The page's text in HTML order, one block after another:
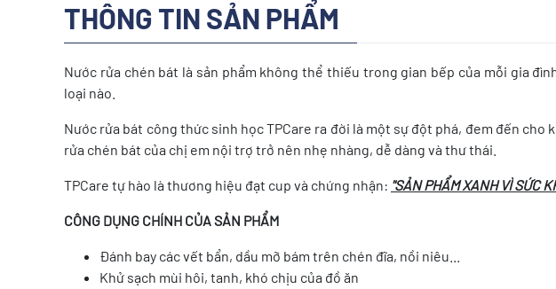
THÔNG TIN SẢN PHẨM
Nước rửa chén bát là sản phẩm không thể thiếu trong gian bếp của mỗi gia
loại nào.
Nước rửa bát công thức sinh học TPCare ra đời là một sự đột phá, đem đến
rửa chén bát của chị em nội trợ trở nên nhẹ nhàng, dễ dàng và thư thái.
TPCare tự hào là thương hiệu đạt cup và chứng nhận: "SẢN PHẨM XANH VÌ SỨC
CÔNG DỤNG CHÍNH CỦA SẢN PHẨM
Đánh bay các vết bẩn, dầu mỡ bám trên chén đĩa, nồi niêu...
Khử sạch mùi hôi, tanh, khó chịu của đồ ăn